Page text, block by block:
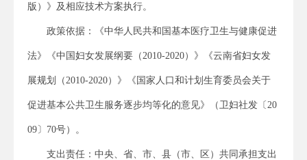
版）》及相应技术方案执行。
政策依据：《中华人民共和国基本医疗卫生与健康促进
法》《中国妇女发展纲要（2010-2020）》《云南省妇女发
展规划（2010-2020）》《国家人口和计划生育委员会关于
促进基本公共卫生服务逐步均等化的意见》（卫妇社发〔20
09〕70号）。
支出责任：中央、省、市、县（市、区）共同承担支出